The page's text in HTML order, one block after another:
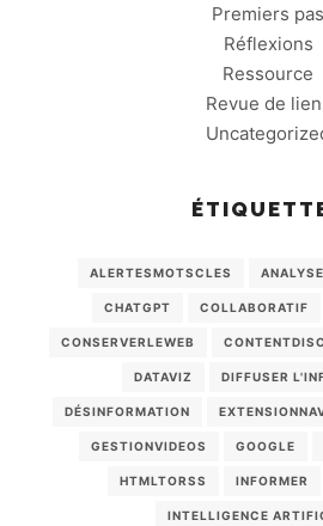
Premiers pas
Réflexions
Ressource
Revue de
ALERTESMOTSCLES
CHATGPT COLLABORATIF
CONSERVERLEWEB
DATAVIZ DIFFUSER
DÉSINFORMATION
GESTIONVIDEOS GOOGLE
HTMLTORSS INFORMER
INTELLIGENCE